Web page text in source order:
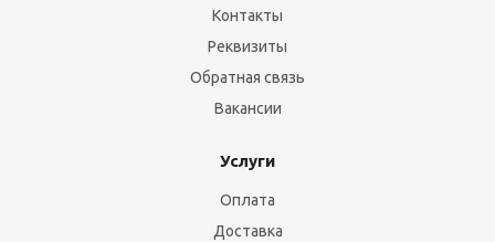
Контакты
Реквизиты
Обратная связь
Вакансии
Услуги
Оплата
Доставка